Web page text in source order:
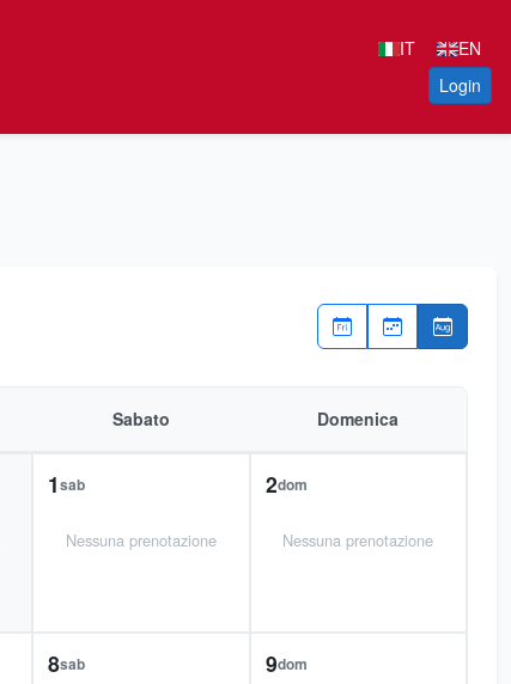
IT
EN
Login
Sabato Domenica
1sab
Nessuna prenotazione
2dom
Nessuna prenotazione
8sab 9dom